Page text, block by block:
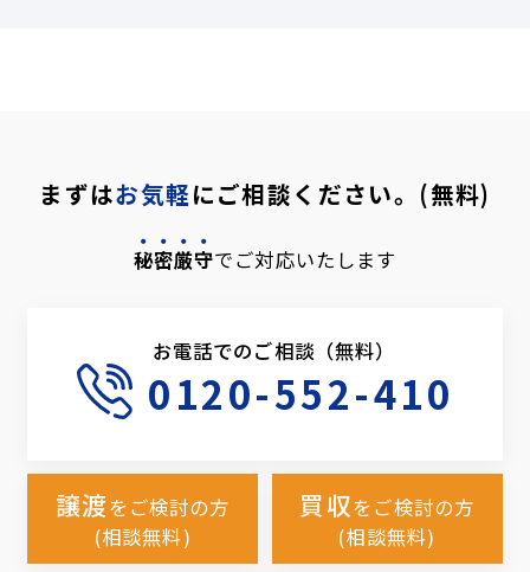
まずはお気軽にご相談ください。(無料)
秘密厳守でご対応いたします
お電話でのご相談（無料）
0120-552-410
譲渡をご検討の方
(相談無料)
買収をご検討の方
(相談無料)